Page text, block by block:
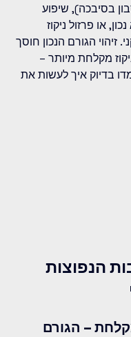
בסיבכה), שיפוע
או פרזול ניקוז
זיהוי הגורם הנכון חוסך
מקלחת מיותר –
בדיוק איך לעשות את
הנפוצות
– הגורם